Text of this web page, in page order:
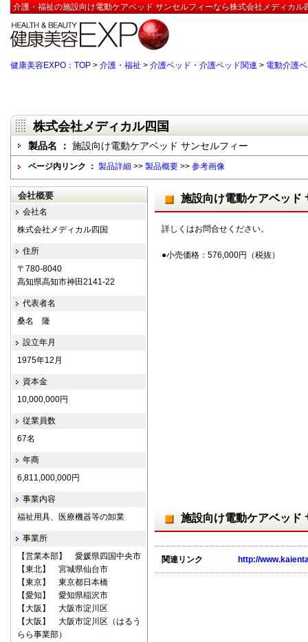
介護・福祉の施設向け電動ケアベッド サンセルフィーなら株式会社メディカル
健康美容EXPO：TOP > 介護・福祉 > 介護ベッド・介護ベッド関連 > 電動介護
株式会社メディカル四国
製品名 ： 施設向け電動ケアベッド サンセルフィー
ページ内リンク ： 製品詳細 >> 製品概要 >> 参考画像
施設向け電動ケアベッド
詳しくはお問合せください。
●小売価格：576,000円（税抜）
施設向け電動ケアベッ
関連リンク http://
会社概要
会社名
株式会社メディカル四国
住所
〒780-8040
高知県高知市神田2141-22
代表者名
桑名 隆
設立年月
1975年12月
資本金
10,000,000円
従業員数
67名
年商
6,811,000,000円
事業内容
福祉用具、医療機器等の卸業
事業所
【営業本部】 愛媛県四国中央市
【東北】 宮城県仙台市
【東京】 東京都日本橋
【愛知】 愛知県稲沢市
【大阪】 大阪市淀川区
【大阪】 大阪市淀川区（はるう
らら事業部）